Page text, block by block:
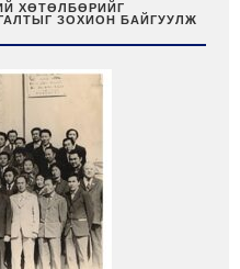
ХӨТӨЛБӨРИЙГ
ЗОХИОН БАЙГУУЛЖ